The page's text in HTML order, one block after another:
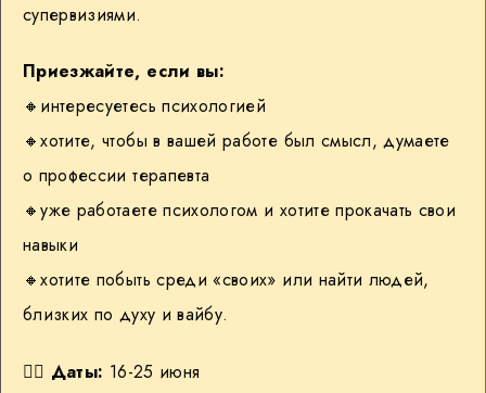
супервизиями.
Приезжайте, если вы:
🔸интересуетесь психологией
🔸хотите, чтобы в вашей работе был смысл, думаете
о профессии терапевта
🔸уже работаете психологом и хотите прокачать свои
навыки
🔸хотите побыть среди «своих» или найти людей,
близких по духу и вайбу.
✍🏻 Даты: 16-25 июня